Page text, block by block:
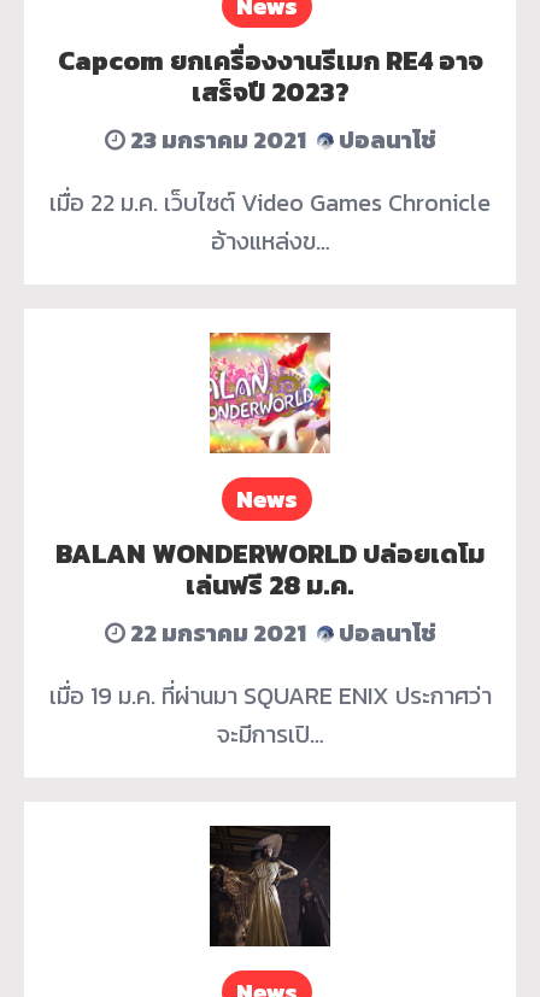
Capcom ยกเครื่องงานรีเมก RE4 อาจ
เสร็จปี 2023?
23 มกราคม 2021
ปอลนาโช่
เมื่อ 22 ม.ค. เว็บไซต์ Video Games Chronicle
อ้างแหล่งข…
News
BALAN WONDERWORLD ปล่อยเดโม
เล่นฟรี 28 ม.ค.
22 มกราคม 2021
ปอลนาโช่
เมื่อ 19 ม.ค. ที่ผ่านมา SQUARE ENIX ประกาศว่า
จะมีการเปิ…